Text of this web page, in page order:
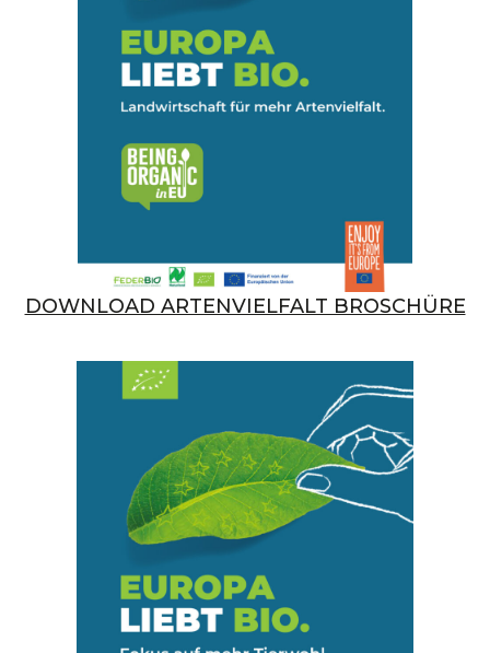
DOWNLOAD ARTENVIELFALT BROSCHÜRE